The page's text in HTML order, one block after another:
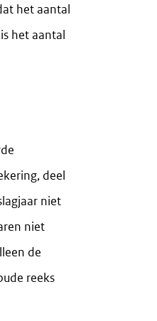
het aantal
het aantal
deel
niet
niet
de
reeks